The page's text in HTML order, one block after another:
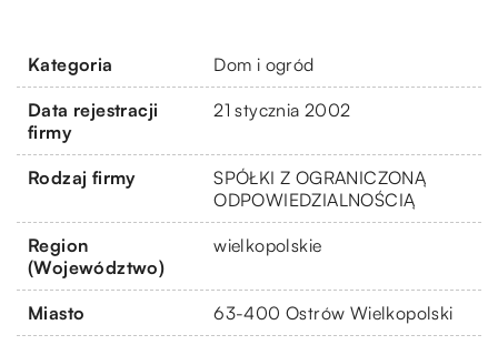
Kategoria Dom i ogród
Data rejestracji
firmy
21 stycznia 2002
Rodzaj firmy
SPÓŁKI Z OGRANICZONĄ
ODPOWIEDZIALNOŚCIĄ
Region
(Województwo)
wielkopolskie
Miasto 63-400 Ostrów Wielkopolski